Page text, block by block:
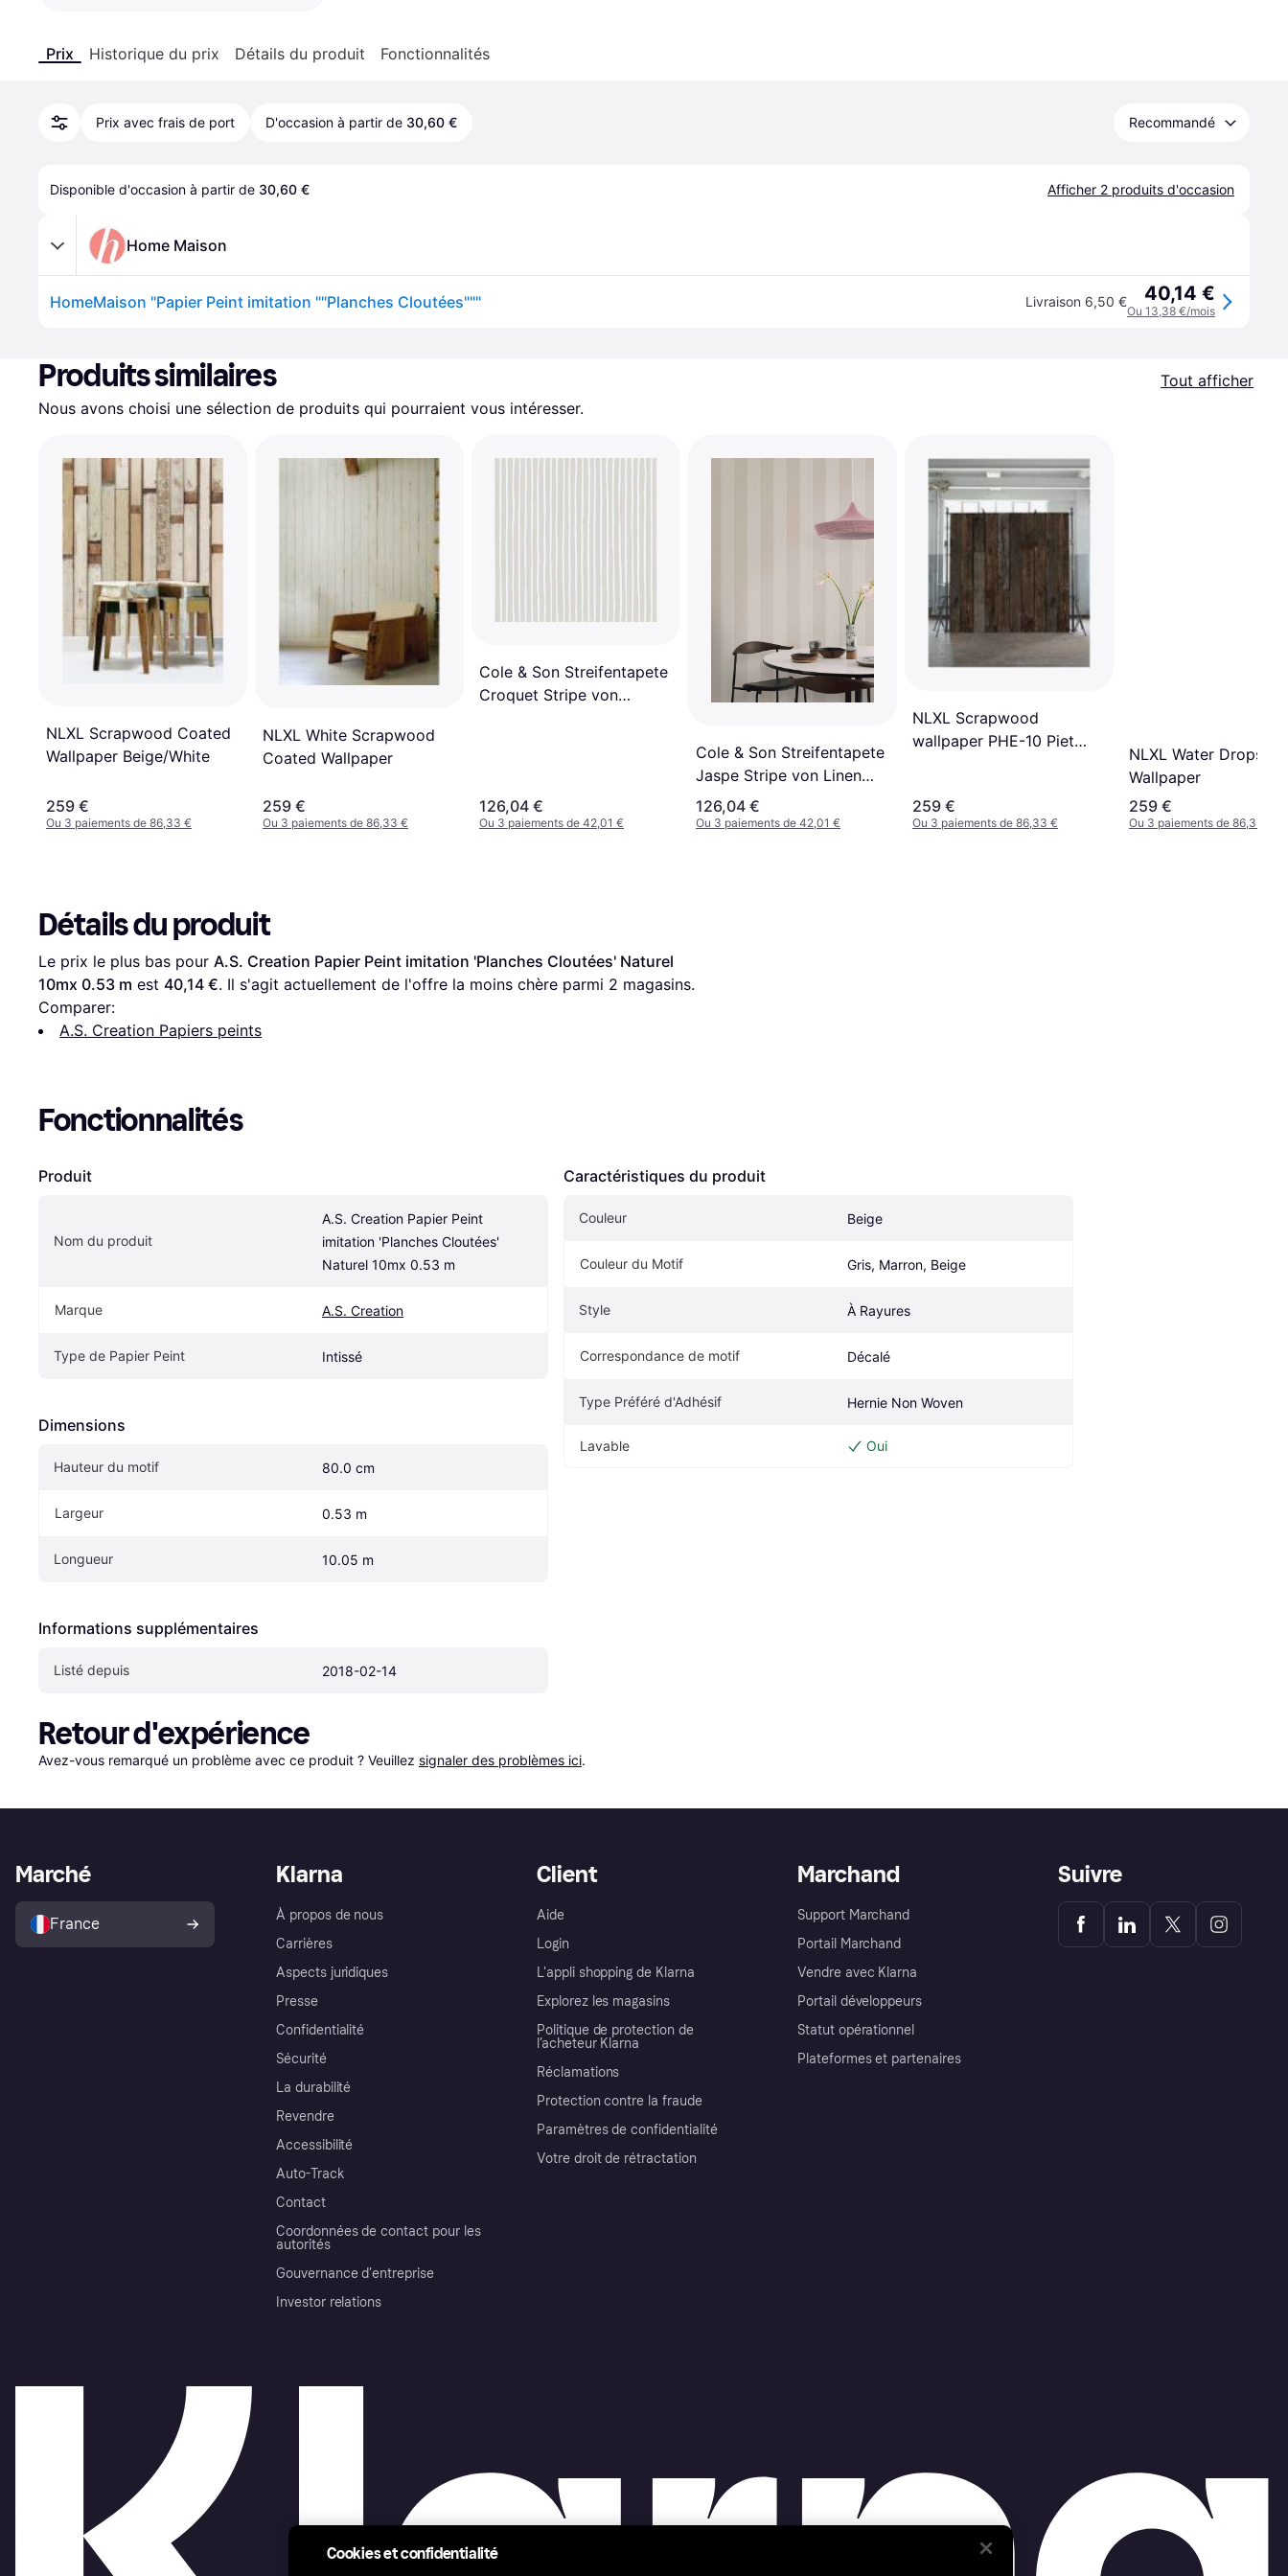
Prix Historique du prix Détails du produit Fonctionnalités
Prix avec frais de port D'occasion à partir de 30,60 € Recommandé
Disponible d'occasion à partir de 30,60 € Afficher 2 produits d'occasion
Home Maison
HomeMaison "Papier Peint imitation ""Planches Cloutées""" Livraison 6,50 € 40,14 €
Ou 13,38 €/mois
Produits similaires
Tout afficher
Nous avons choisi une sélection de produits qui pourraient vous intéresser.
NLXL Scrapwood Coated
Wallpaper Beige/White
259 €
Ou 3 paiements de 86,33 €
NLXL White Scrapwood
Coated Wallpaper
259 €
Ou 3 paiements de 86,33 €
Cole & Son Streifentapete
Croquet Stripe von
126,04 €
Ou 3 paiements de 42,01 €
Cole & Son Streifentapete
Jaspe Stripe von Linen
beige
126,04 €
Ou 3 paiements de 42,01 €
NLXL Scrapwood
wallpaper PHE-10 Piet
259 €
Ou 3 paiements de 86,33 €
NLXL Water Drops
Wallpaper
259 €
Ou 3 paiements de 86,33 €
Détails du produit
Le prix le plus bas pour A.S. Creation Papier Peint imitation 'Planches Cloutées' Naturel
10mx 0.53 m est 40,14 €. Il s'agit actuellement de l'offre la moins chère parmi 2 magasins.
Comparer:
A.S. Creation Papiers peints
Fonctionnalités
Produit
Nom du produit
A.S. Creation Papier Peint
imitation 'Planches Cloutées'
Naturel 10mx 0.53 m
Marque A.S. Creation
Type de Papier Peint Intissé
Dimensions
Hauteur du motif 80.0 cm
Largeur 0.53 m
Longueur 10.05 m
Informations supplémentaires
Listé depuis 2018-02-14
Caractéristiques du produit
Couleur Beige
Couleur du Motif Gris, Marron, Beige
Style À Rayures
Correspondance de motif Décalé
Type Préféré d'Adhésif Hernie Non Woven
Lavable Oui
Retour d'expérience
Avez-vous remarqué un problème avec ce produit ? Veuillez signaler des problèmes ici.
Klarna
À propos de nous
Carrières
Aspects juridiques
Presse
Confidentialité
Sécurité
La durabilité
Revendre
Accessibilité
Auto-Track
Contact
Coordonnées de contact pour les
autorités
Gouvernance d’entreprise
Investor relations
Client
Aide
Login
L'appli shopping de Klarna
Explorez les magasins
Politique de protection de
l’acheteur Klarna
Réclamations
Protection contre la fraude
Paramètres de confidentialité
Votre droit de rétractation
Marchand
Support Marchand
Portail Marchand
Vendre avec Klarna
Portail développeurs
Statut opérationnel
Plateformes et partenaires
Marché
France
Suivre
Cookies et confidentialité